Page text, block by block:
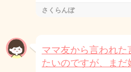
さくらんぼ
ママ友から言われた
たいのですが、ま